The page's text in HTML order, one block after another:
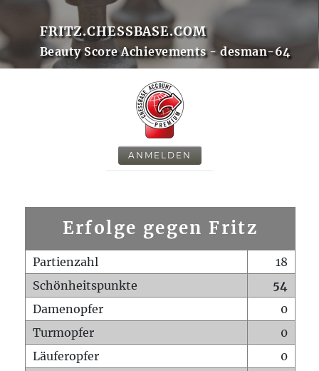
FRITZ.CHESSBASE.COM
Beauty Score Achievements - desman-64
ANMELDEN
Erfolge gegen Fritz
Partienzahl
18
Schönheitspunkte
54
Damenopfer
0
Turmopfer
0
Läuferopfer
0